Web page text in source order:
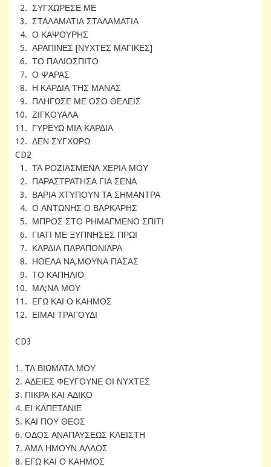
2. ΣΥΓΧΩΡΕΣΕ ΜΕ
3. ΣΤΑΛΑΜΑΤΙΑ ΣΤΑΛΑΜΑΤΙΑ
4. Ο ΚΑΨΟΥΡΗΣ
5. ΑΡΑΠΙΝΕΣ [ΝΥΧΤΕΣ ΜΑΓΙΚΕΣ]
6. ΤΟ ΠΑΛΙΟΣΠΙΤΟ
7. Ο ΨΑΡΑΣ
8. Η ΚΑΡΔΙΑ ΤΗΣ ΜΑΝΑΣ
9. ΠΛΗΓΩΣΕ ΜΕ ΟΣΟ ΘΕΛΕΙΣ
10. ΖΙΓΚΟΥΑΛΑ
11. ΓΥΡΕΥΩ ΜΙΑ ΚΑΡΔΙΑ
12. ΔΕΝ ΣΥΓΧΩΡΩ
CD2
1. ΤΑ ΡΟΖΙΑΣΜΕΝΑ ΧΕΡΙΑ ΜΟΥ
2. ΠΑΡΑΣΤΡΑΤΗΣΑ ΓΙΑ ΣΕΝΑ
3. ΒΑΡΙΑ ΧΤΥΠΟΥΝ ΤΑ ΣΗΜΑΝΤΡΑ
4. Ο ΑΝΤΩΝΗΣ Ο ΒΑΡΚΑΡΗΣ
5. ΜΠΡΟΣ ΣΤΟ ΡΗΜΑΓΜΕΝΟ ΣΠΙΤΙ
6. ΓΙΑΤΙ ΜΕ ΞΥΠΝΗΣΕΣ ΠΡΩΙ
7. ΚΑΡΔΙΑ ΠΑΡΑΠΟΝΙΑΡΑ
8. ΗΘΕΛΑ ΝΑ,ΜΟΥΝΑ ΠΑΣΑΣ
9. ΤΟ ΚΑΠΗΛΙΟ
10. ΜΑ;ΝΑ ΜΟΥ
11. ΕΓΩ ΚΑΙ Ο ΚΑΗΜΟΣ
12. ΕΙΜΑΙ ΤΡΑΓΟΥΔΙ
CD3
1. ΤΑ ΒΙΩΜΑΤΑ ΜΟΥ
2. ΑΔΕΙΕΣ ΦΕΥΓΟΥΝΕ ΟΙ ΝΥΧΤΕΣ
3. ΠΙΚΡΑ ΚΑΙ ΑΔΙΚΟ
4. ΕΙ ΚΑΠΕΤΑΝΙΕ
5. ΚΑΙ ΠΟΥ ΘΕΟΣ
6. ΟΔΟΣ ΑΝΑΠΑΥΣΕΩΣ ΚΛΕΙΣΤΗ
7. ΑΜΑ ΗΜΟΥΝ ΑΛΛΟΣ
8. ΕΓΩ ΚΑΙ Ο ΚΑΗΜΟΣ